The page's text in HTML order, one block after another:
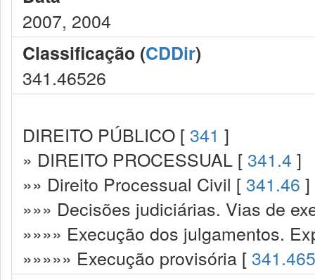
2007, 2004
Classificação (CDDir)
341.46526
DIREITO PÚBLICO [ 341 ]
» DIREITO PROCESSUAL [ 341.4 ]
»» Direito Processual Civil [ 341.46 ]
»»» Decisões judiciárias. Vias de
»»»» Execução dos julgamentos.
»»»»» Execução provisória [